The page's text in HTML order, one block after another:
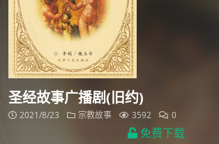
圣经故事广播剧(旧约)
2021/8/23 宗教故事 3592 0
免费下载